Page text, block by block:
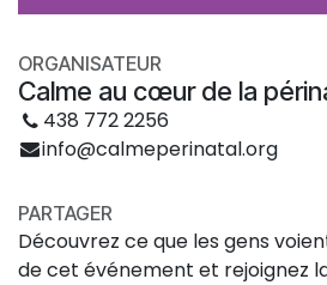
ORGANISATEUR
Calme au cœur de la
438 772 2256
info@calmeperinatal.org
PARTAGER
Découvrez ce que les gens
de cet événement et rejoignez